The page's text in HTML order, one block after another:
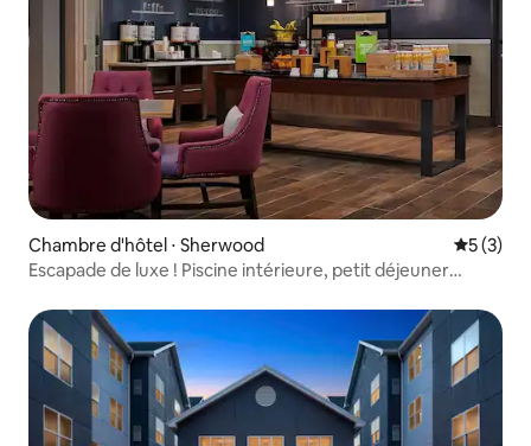
Chambre d'hôtel ⋅ Sherwood
5 (3)
Escapade de luxe ! Piscine intérieure, petit déjeuner